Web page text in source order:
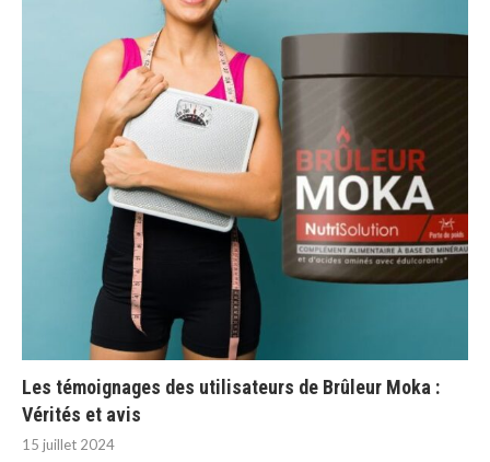
Les témoignages des utilisateurs de Brûleur Moka :
Vérités et avis
15 juillet 2024